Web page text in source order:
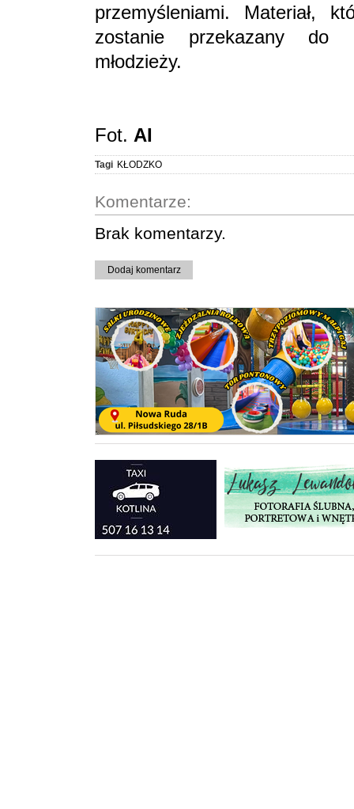
przemyśleniami. Materiał,
zostanie przekazany do
młodzieży.
Fot. AI
Tagi KŁODZKO
Komentarze:
Brak komentarzy.
Dodaj komentarz